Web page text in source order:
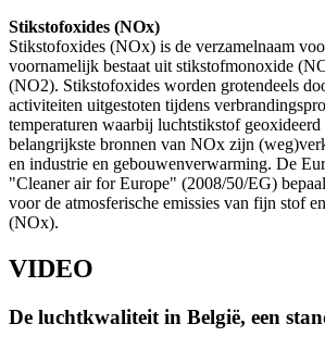
Stikstofoxides (NOx)
Stikstofoxides (NOx) is de verzamelnaam
voornamelijk bestaat uit stikstofmonoxide
(NO2). Stikstofoxides worden grotendeels
activiteiten uitgestoten tijdens
temperaturen waarbij luchtstikstof
belangrijkste bronnen van NOx zijn
en industrie en gebouwenverwarming. De
"Cleaner air for Europe" (2008/50/EG)
voor de atmosferische emissies van fijn stof
(NOx).
VIDEO
De luchtkwaliteit in België, een